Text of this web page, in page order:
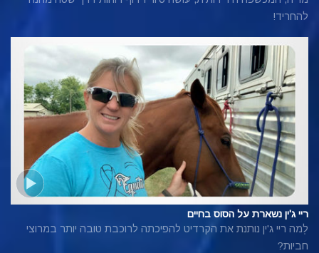
להחריד!
ריי ג'ין נשארת על הסוס בחיים
לְמה ריי ג'ין נותנת את הקרדיט להפיכתה לרוכבת טובה יותר במרוצי
חביות?